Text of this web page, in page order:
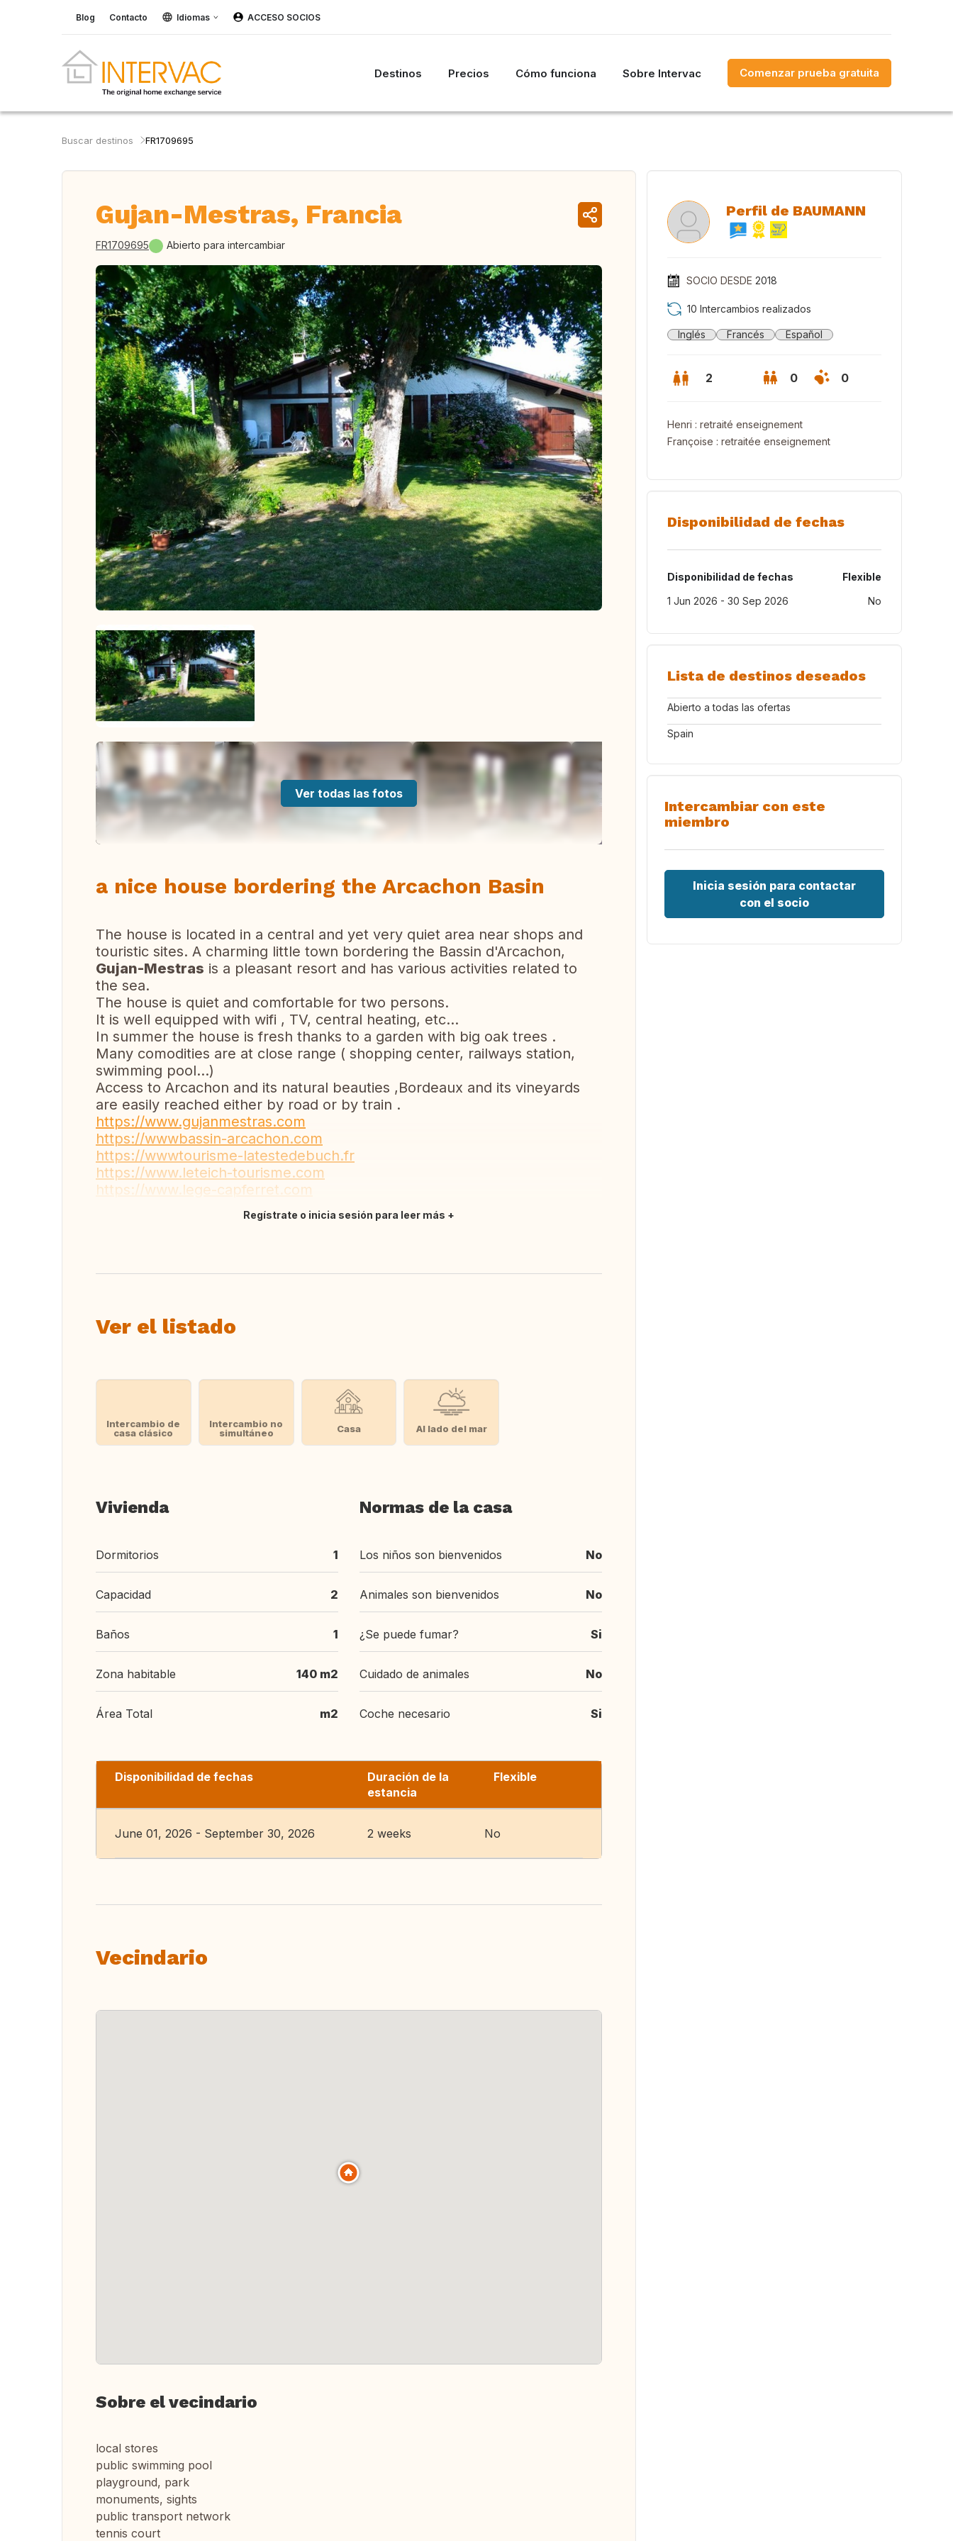
Blog Contacto Idiomas ACCESO SOCIOS
Destinos Precios Cómo funciona Sobre Intervac Comenzar prueba gratuita
Buscar destinos FR1709695
Gujan-Mestras, Francia
FR1709695 Abierto para intercambiar
Ver todas las fotos
a nice house bordering the Arcachon Basin
The house is located in a central and yet very quiet area near shops and
touristic sites. A charming little town bordering the Bassin d'Arcachon,
Gujan-Mestras is a pleasant resort and has various activities related to
the sea.
The house is quiet and comfortable for two persons.
It is well equipped with wifi , TV, central heating, etc...
In summer the house is fresh thanks to a garden with big oak trees .
Many comodities are at close range ( shopping center, railways station,
swimming pool...)
Access to Arcachon and its natural beauties ,Bordeaux and its vineyards
are easily reached either by road or by train .
https://www.gujanmestras.com
https://wwwbassin-arcachon.com
https://wwwtourisme-latestedebuch.fr
https://www.leteich-tourisme.com
https://www.lege-capferret.com
Regístrate o inicia sesión para leer más
Ver el listado
Intercambio de
casa clásico
Intercambio no
simultáneo
Casa Al lado del mar
Vivienda
Dormitorios 1
Capacidad 2
Baños 1
Zona habitable 140 m2
Área Total m2
Normas de la casa
Los niños son bienvenidos No
Animales son bienvenidos No
¿Se puede fumar? Si
Cuidado de animales No
Coche necesario Si
Disponibilidad de fechas
Duración de la
estancia
Flexible
June 01, 2026 - September 30, 2026 2 weeks No
Vecindario
Sobre el vecindario
local stores
public swimming pool
playground, park
monuments, sights
public transport network
tennis court
Perfil de BAUMANN
SOCIO DESDE 2018
10 Intercambios realizados
Inglés Francés Español
2 0 0
Henri : retraité enseignement
Françoise : retraitée enseignement
Disponibilidad de fechas
Disponibilidad de fechas
Flexible
1 Jun 2026 - 30 Sep 2026
No
Lista de destinos deseados
Abierto a todas las ofertas
Spain
Intercambiar con este
miembro
Inicia sesión para contactar
con el socio